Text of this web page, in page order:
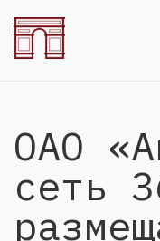
ОАО
сеть